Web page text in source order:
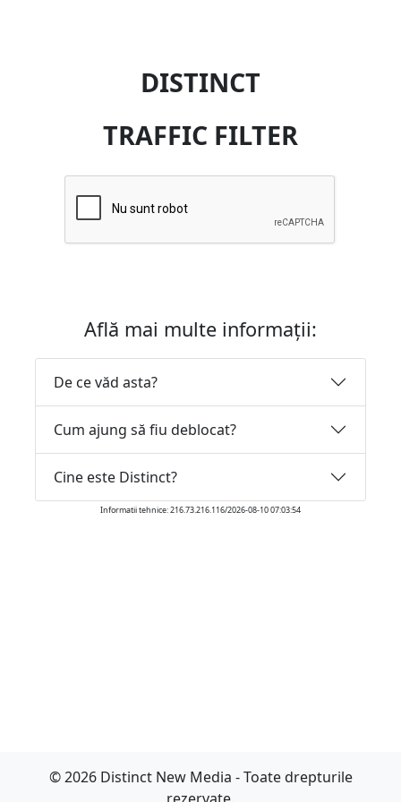
DISTINCT
TRAFFIC FILTER
Află mai multe informații:
De ce văd asta?
Cum ajung să fiu deblocat?
Cine este Distinct?
Informatii tehnice: 216.73.216.116/2026-08-10 07:03:54
© 2026 Distinct New Media - Toate drepturile